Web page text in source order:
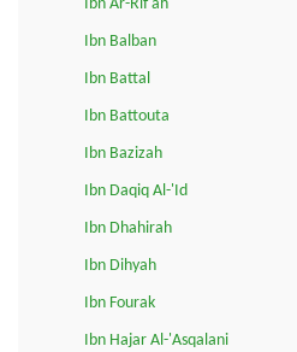
Ibn Ar-Rif'ah
Ibn Balban
Ibn Battal
Ibn Battouta
Ibn Bazizah
Ibn Daqiq Al-'Id
Ibn Dhahirah
Ibn Dihyah
Ibn Fourak
Ibn Hajar Al-'Asqalani